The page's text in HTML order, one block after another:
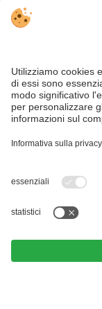
fosse, allora
Malga Fane –
tranquilla. Ci
Zingerle, ad